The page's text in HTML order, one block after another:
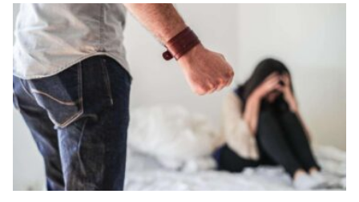
ȘTIREA MEA
Titlu știre+ Adaugă titlu